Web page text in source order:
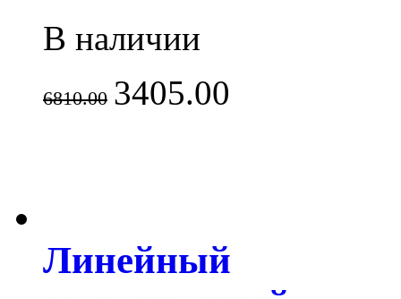
В наличии
6810.00 3405.00
Линейный